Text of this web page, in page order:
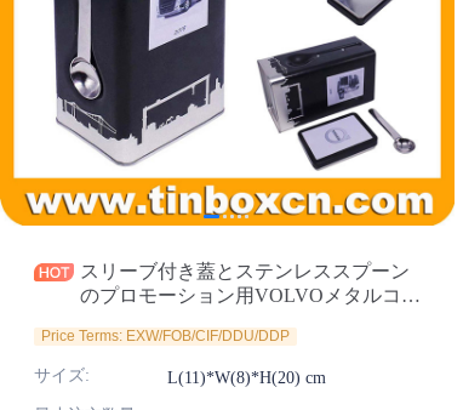
スリーブ付き蓋とステンレススプーン
のプロモーション用VOLVOメタルコー
Price Terms: EXW/FOB/CIF/DDU/DDP
サイズ: L(11)*W(8)*H(20) cm
証明書
持続可能性
ニュース